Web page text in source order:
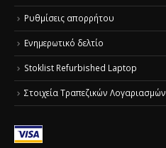
Ρυθμίσεις απορρήτου
Ενημερωτικό δελτίο
Stoklist Refurbished Laptop
Στοιχεία Τραπεζικών Λογαριασμών